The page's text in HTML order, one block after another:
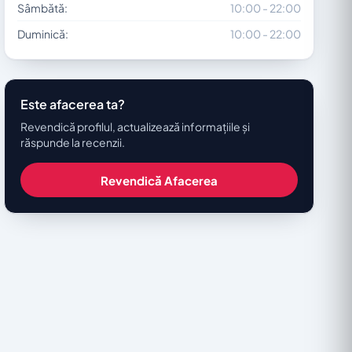
Sâmbătă:
10:00 - 22:00
Duminică:
10:00 - 22:00
Este afacerea ta?
Revendică profilul, actualizează informațiile și
răspunde la recenzii.
Revendică Afacerea